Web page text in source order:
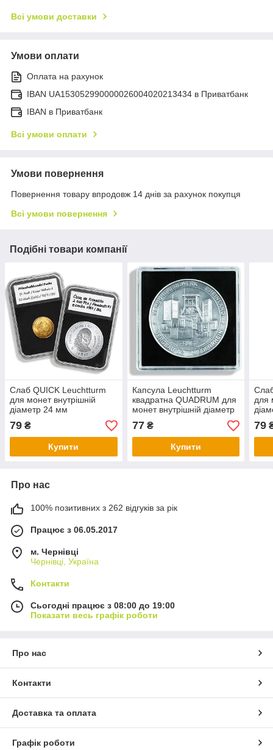
Всі умови доставки
Умови оплати
Оплата на рахунок
IBAN UA153052990000026004020213434 в Приватбанк
IBAN в Приватбанк
Всі умови оплати
Умови повернення
Повернення товару впродовж 14 днів за рахунок покупця
Всі умови повернення
Подібні товари компанії
Слаб QUICK Leuchtturm
для монет внутрішній
діаметр 24 мм
79 ₴
Купити
Капсула Leuchtturm
квадратна QUADRUM для
монет внутрішній діаметр
56мм.
77₴
Купити
для
79
Про нас
100% позитивних з 262 відгуків за рік
Працює з 06.05.2017
м. Чернівці
Чернівці, Україна
Контакти
Сьогодні працює з 08:00 до 19:00
Показати весь графік роботи
Про нас
Контакти
Доставка та оплата
Графік роботи